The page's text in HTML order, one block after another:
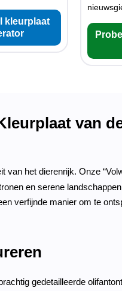
kleurplaat
van
van het dierenrijk. Onze
en serene
verfijnde manier om te
gedetailleerde